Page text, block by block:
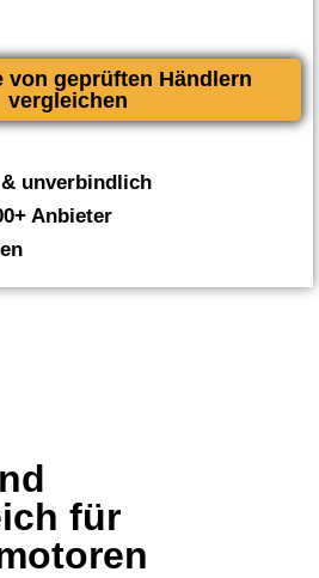
von geprüften Händlern
vergleichen
unverbindlich
Anbieter
für